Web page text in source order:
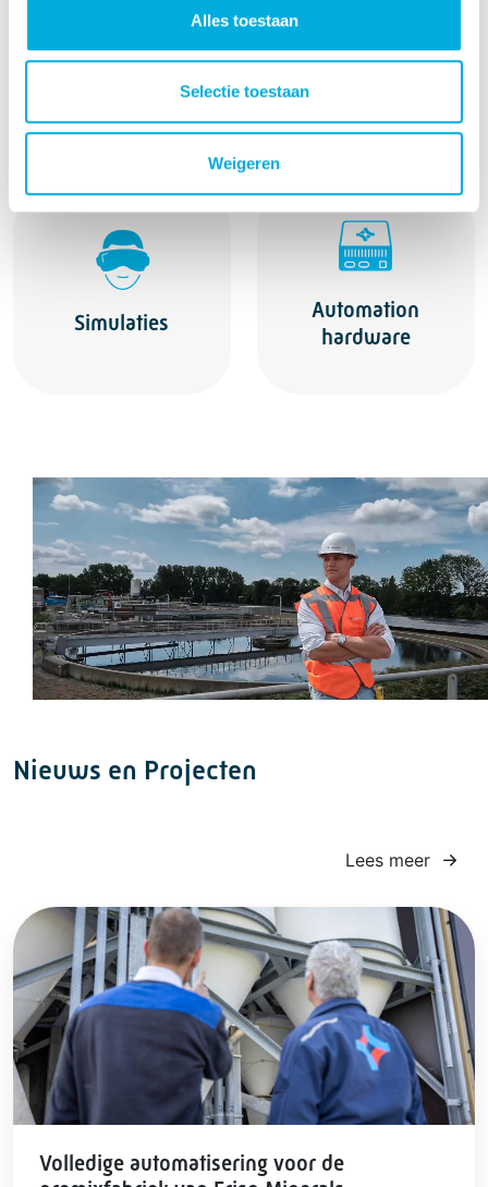
Alles toestaan
Selectie toestaan
Weigeren
Informatisering
Simulaties
Automation
hardware
Nieuws en Projecten
Lees meer
Volledige automatisering voor de